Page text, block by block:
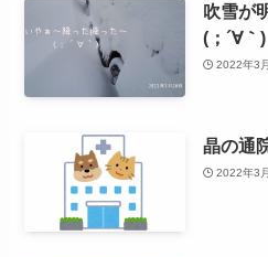
吹雪が
(；´∀｀)
2022年3
晶の通
2022年3